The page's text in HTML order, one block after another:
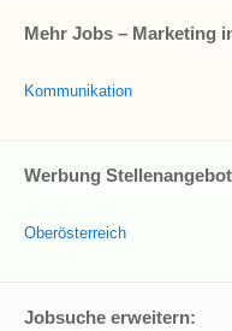
Mehr Jobs – Marketing
Kommunikation
Werbung
Oberösterreich
Jobsuche erweitern: